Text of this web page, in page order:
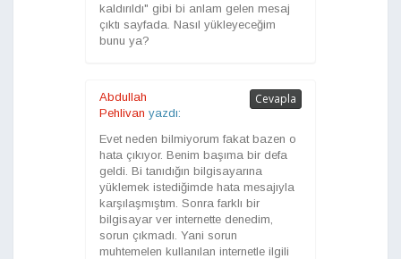
kaldırıldı" gibi bi anlam gelen mesaj
çıktı sayfada. Nasıl yükleyeceğim
bunu ya?
Abdullah
Pehlivan yazdı:
Cevapla
Evet neden bilmiyorum fakat bazen o
hata çıkıyor. Benim başıma bir defa
geldi. Bi tanıdığın bilgisayarına
yüklemek istediğimde hata mesajıyla
karşılaşmıştım. Sonra farklı bir
bilgisayar ver internette denedim,
sorun çıkmadı. Yani sorun
muhtemelen kullanılan internetle ilgili